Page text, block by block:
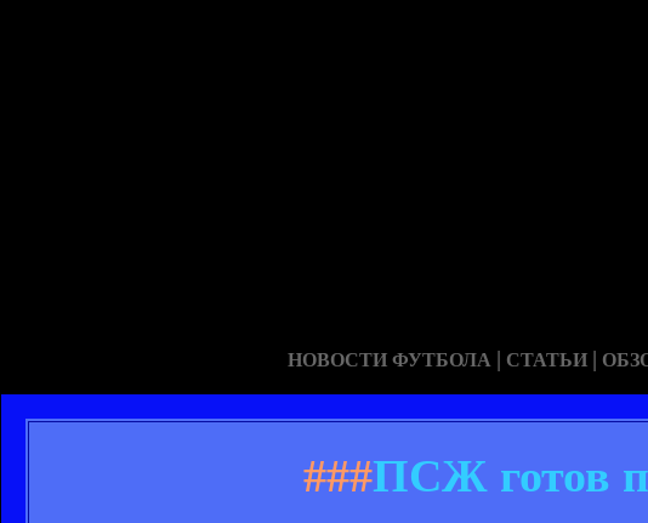
НОВОСТИ ФУТБОЛА | СТАТЬИ |
###ПСЖ готов